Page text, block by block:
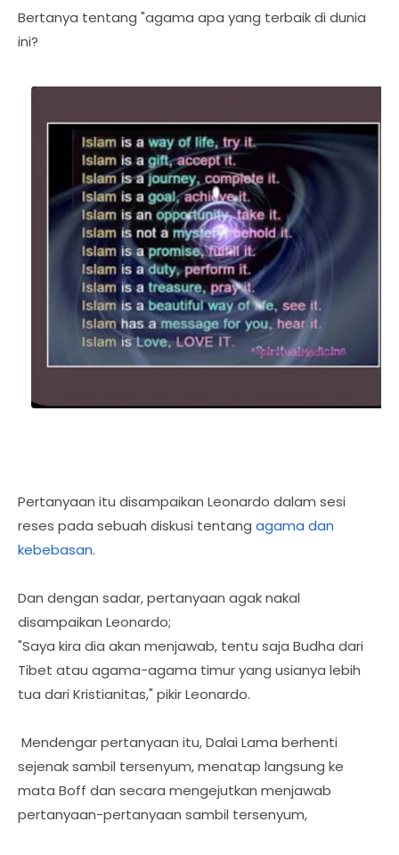
Bertanya tentang "agama apa yang terbaik di dunia
ini?
Pertanyaan itu disampaikan Leonardo dalam sesi
reses pada sebuah diskusi tentang agama dan
kebebasan.
Dan dengan sadar, pertanyaan agak nakal
disampaikan Leonardo;
"Saya kira dia akan menjawab, tentu saja Budha dari
Tibet atau agama-agama timur yang usianya lebih
tua dari Kristianitas," pikir Leonardo.
Mendengar pertanyaan itu, Dalai Lama berhenti
sejenak sambil tersenyum, menatap langsung ke
mata Boff dan secara mengejutkan menjawab
pertanyaan-pertanyaan sambil tersenyum,